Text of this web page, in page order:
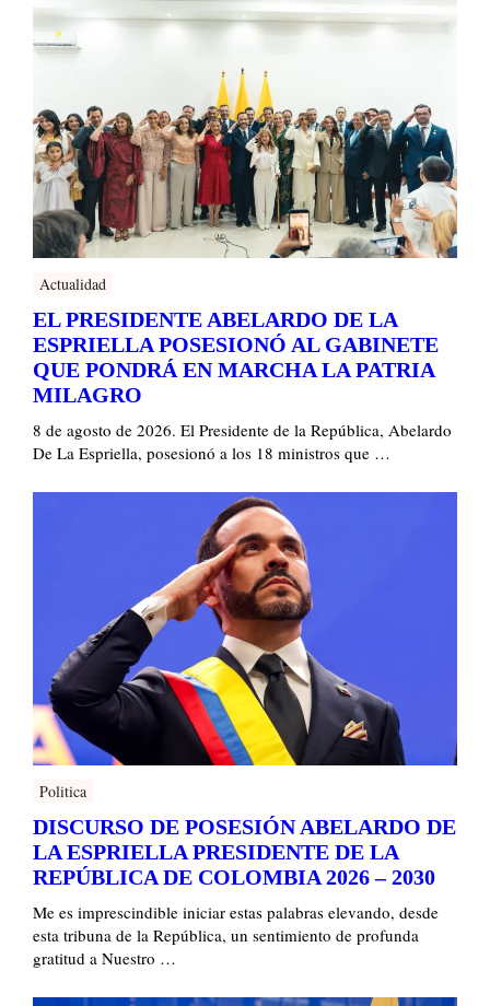
Actualidad
EL PRESIDENTE ABELARDO DE LA
ESPRIELLA POSESIONÓ AL GABINETE
QUE PONDRÁ EN MARCHA LA PATRIA
MILAGRO
8 de agosto de 2026. El Presidente de la República, Abelardo
De La Espriella, posesionó a los 18 ministros que …
Politica
DISCURSO DE POSESIÓN ABELARDO DE
LA ESPRIELLA PRESIDENTE DE LA
REPÚBLICA DE COLOMBIA 2026 – 2030
Me es imprescindible iniciar estas palabras elevando, desde
esta tribuna de la República, un sentimiento de profunda
gratitud a Nuestro …